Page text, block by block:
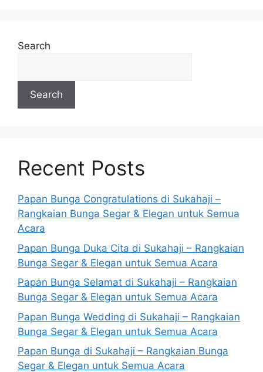
Search
Search
Recent Posts
Papan Bunga Congratulations di Sukahaji –
Rangkaian Bunga Segar & Elegan untuk Semua
Acara
Papan Bunga Duka Cita di Sukahaji – Rangkaian
Bunga Segar & Elegan untuk Semua Acara
Papan Bunga Selamat di Sukahaji – Rangkaian
Bunga Segar & Elegan untuk Semua Acara
Papan Bunga Wedding di Sukahaji – Rangkaian
Bunga Segar & Elegan untuk Semua Acara
Papan Bunga di Sukahaji – Rangkaian Bunga
Segar & Elegan untuk Semua Acara